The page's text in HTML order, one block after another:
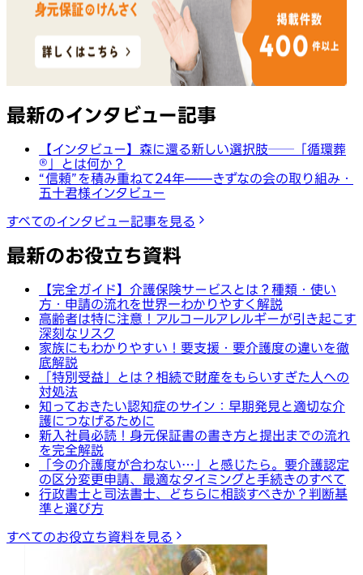
最新のインタビュー記事
【インタビュー】森に還る新しい選択肢──「循環葬
®︎」とは何か？
“信頼”を積み重ねて24年——きずなの会の取り組み・
五十君様インタビュー
すべてのインタビュー記事を見る
最新のお役立ち資料
【完全ガイド】介護保険サービスとは？種類・使い
方・申請の流れを世界一わかりやすく解説
高齢者は特に注意！アルコールアレルギーが引き起こす
深刻なリスク
家族にもわかりやすい！要支援・要介護度の違いを徹
底解説
「特別受益」とは？相続で財産をもらいすぎた人への
対処法
知っておきたい認知症のサイン：早期発見と適切な介
護につなげるために
新入社員必読！身元保証書の書き方と提出までの流れ
を完全解説
「今の介護度が合わない…」と感じたら。要介護認定
の区分変更申請、最適なタイミングと手続きのすべて
行政書士と司法書士、どちらに相談すべきか？判断基
準と選び方
すべてのお役立ち資料を見る